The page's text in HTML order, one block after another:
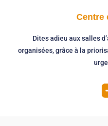
Centre
Dites adieu aux salles
organisées, grâce à la